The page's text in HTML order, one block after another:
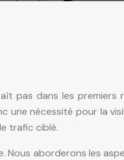
pas dans les premiers
une nécessité pour la
trafic ciblé.
aborderons les